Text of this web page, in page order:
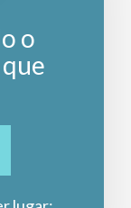
o